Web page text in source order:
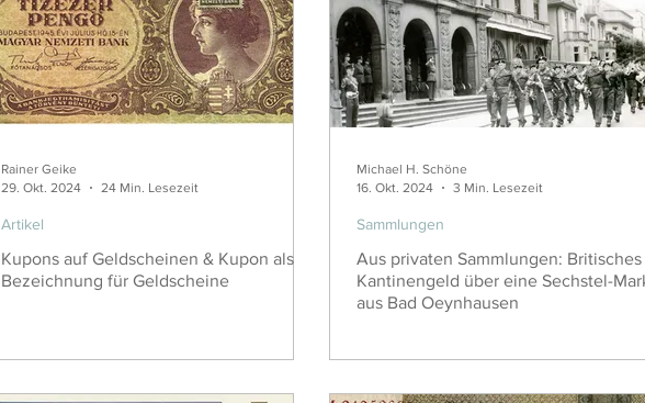
Rainer Geike
29. Okt. 2024
24 Min. Lesezeit
Artikel
Kupons auf Geldscheinen & Kupon als
Bezeichnung für Geldscheine
Michael H. Schöne
16. Okt. 2024
3 Min. Lesezeit
Sammlungen
Aus privaten Sammlungen: Britisches
Kantinengeld über eine Sechstel-
aus Bad Oeynhausen